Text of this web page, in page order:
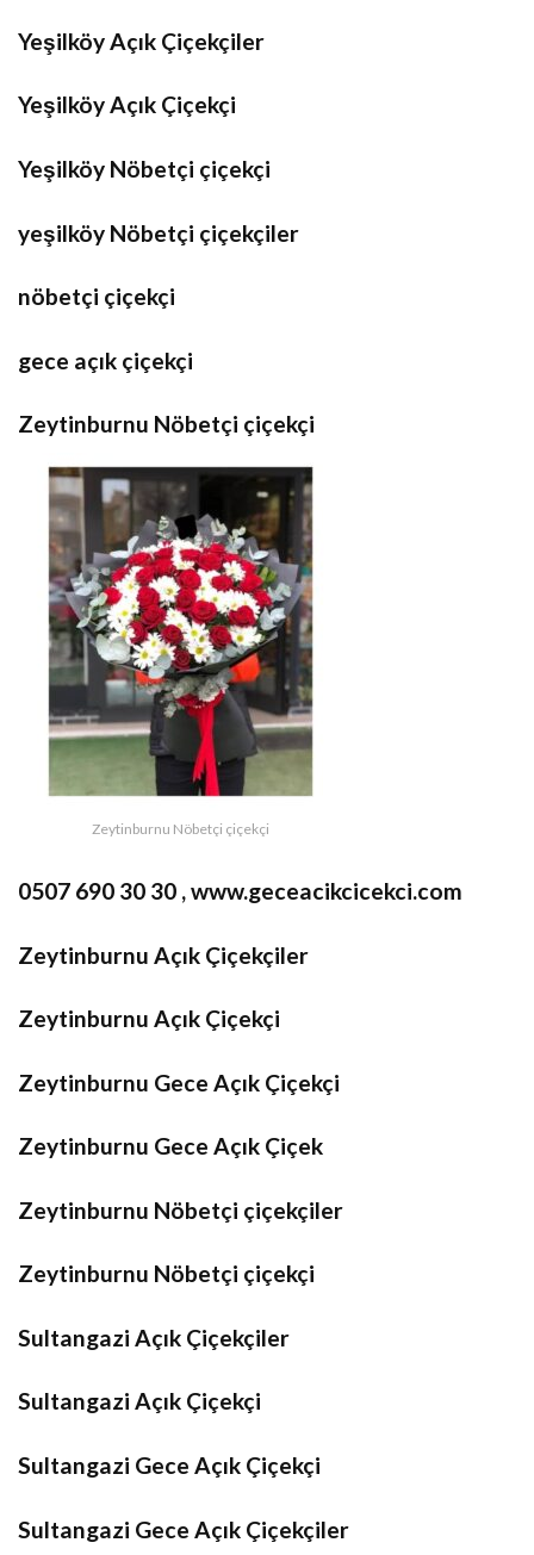
Yeşilköy Açık Çiçekçiler
Yeşilköy Açık Çiçekçi
Yeşilköy Nöbetçi çiçekçi
yeşilköy Nöbetçi çiçekçiler
nöbetçi çiçekçi
gece açık çiçekçi
Zeytinburnu Nöbetçi çiçekçi
Zeytinburnu Nöbetçi çiçekçi
0507 690 30 30 , www.geceacikcicekci.com
Zeytinburnu Açık Çiçekçiler
Zeytinburnu Açık Çiçekçi
Zeytinburnu Gece Açık Çiçekçi
Zeytinburnu Gece Açık Çiçek
Zeytinburnu Nöbetçi çiçekçiler
Zeytinburnu Nöbetçi çiçekçi
Sultangazi Açık Çiçekçiler
Sultangazi Açık Çiçekçi
Sultangazi Gece Açık Çiçekçi
Sultangazi Gece Açık Çiçekçiler